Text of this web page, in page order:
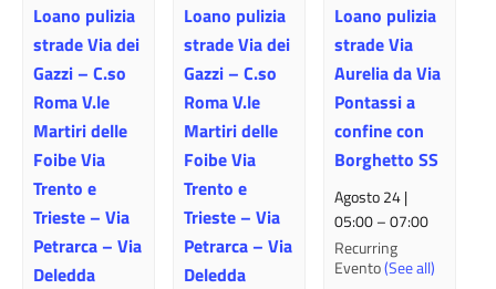
Loano pulizia
strade Via dei
Gazzi – C.so
Roma V.le
Martiri delle
Foibe Via
Trento e
Trieste – Via
Petrarca – Via
Deledda
Loano pulizia
strade Via dei
Gazzi – C.so
Roma V.le
Martiri delle
Foibe Via
Trento e
Trieste – Via
Petrarca – Via
Deledda
Loano pulizia
strade Via
Aurelia da Via
Pontassi a
confine con
Borghetto SS
Agosto 24 |
05:00–07:00
Recurring
Evento(See all)